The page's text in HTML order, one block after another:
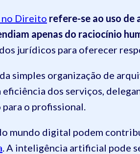
Direito refere-se ao uso de
apenas do raciocínio
jurídicos para oferecer
simples organização de
dos serviços,
o profissional.
mundo digital podem
. A inteligência artificial pode